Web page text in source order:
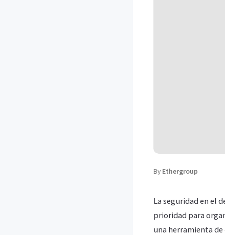
By Ethergroup
La seguridad en el
prioridad para
una herramienta